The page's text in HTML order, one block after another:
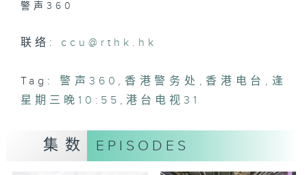
警声360
联络: ccu@rthk.hk
Tag: 警声360 , 香港警务处 , 香港电台 , 逢
星期三晚10:55 ,港台电视31
集数 EPISODES